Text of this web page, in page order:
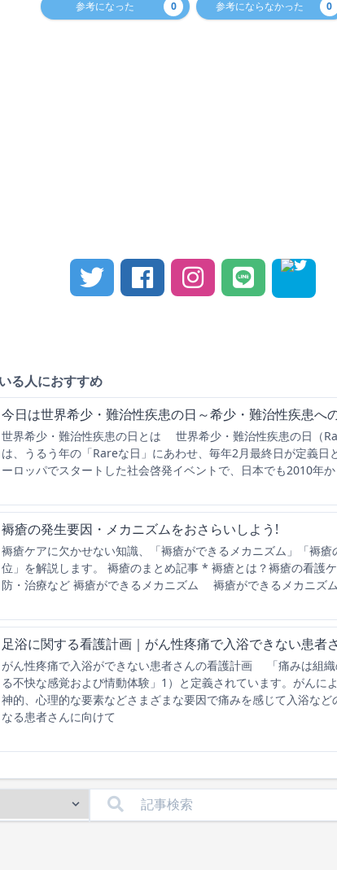
参考になった 0 参考にならなかった 0
る人におすすめ
今日は世界希少・難治性疾患の日～希少・難治性疾患へ
世界希少・難治性疾患の日とは 世界希少・難治性疾患の日（
は、うるう年の「Rareな日」にあわせ、毎年2月最終日が定義日
ーロッパでスタートした社会啓発イベントで、日本でも2010年
褥瘡の発生要因・メカニズムをおさらいしよう!
褥瘡ケアに欠かせない知識、「褥瘡ができるメカニズム」「褥
位」を解説します。 褥瘡のまとめ記事 * 褥瘡とは？褥瘡の看護
防・治療など 褥瘡ができるメカニズム 褥瘡ができるメカニ
足浴に関する看護計画｜がん性疼痛で入浴できない患者
がん性疼痛で入浴ができない患者さんの看護計画 「痛みは組
る不快な感覚および情動体験」1）と定義されています。がんに
神的、心理的な要素などさまざまな要因で痛みを感じて入浴など
なる患者さんに向けて